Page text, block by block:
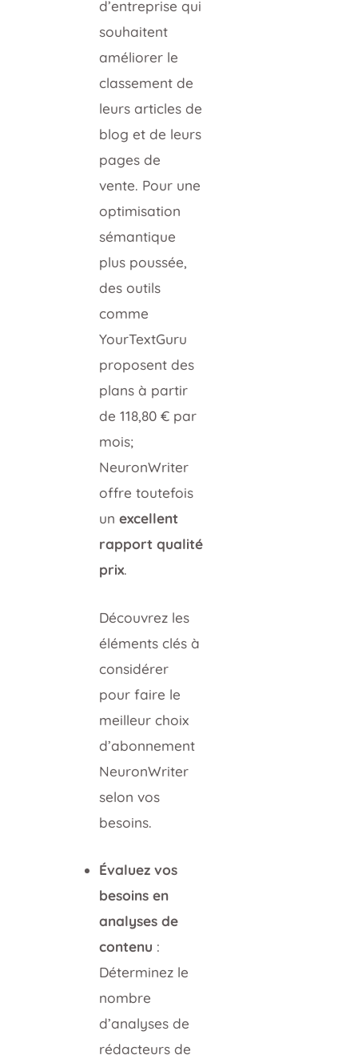
d’entreprise qui
souhaitent
améliorer le
classement de
leurs articles de
blog et de leurs
pages de
vente. Pour une
optimisation
sémantique
plus poussée,
des outils
comme
YourTextGuru
proposent des
plans à partir
de 118,80 € par
mois;
NeuronWriter
offre toutefois
un excellent
rapport qualité
prix.
Découvrez les
éléments clés à
considérer
pour faire le
meilleur choix
d’abonnement
NeuronWriter
selon vos
besoins.
Évaluez vos
besoins en
analyses de
contenu :
Déterminez le
nombre
d’analyses de
rédacteurs de